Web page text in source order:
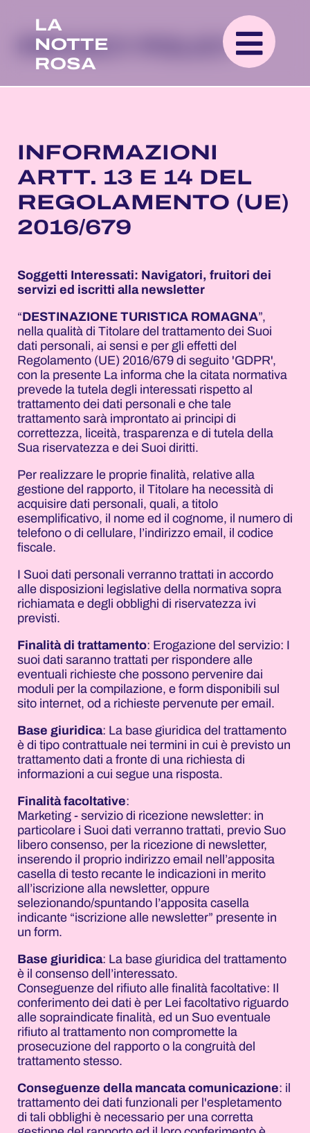
LA
NOTTE
ROSA
PRIVACY POLICY
INFORMAZIONI
ARTT. 13 E 14 DEL
REGOLAMENTO (UE)
2016/679
Soggetti Interessati: Navigatori, fruitori dei
servizi ed iscritti alla newsletter
“DESTINAZIONE TURISTICA ROMAGNA”,
nella qualità di Titolare del trattamento dei Suoi
dati personali, ai sensi e per gli effetti del
Regolamento (UE) 2016/679 di seguito 'GDPR',
con la presente La informa che la citata normativa
prevede la tutela degli interessati rispetto al
trattamento dei dati personali e che tale
trattamento sarà improntato ai principi di
correttezza, liceità, trasparenza e di tutela della
Sua riservatezza e dei Suoi diritti.
Per realizzare le proprie finalità, relative alla
gestione del rapporto, il Titolare ha necessità di
acquisire dati personali, quali, a titolo
esemplificativo, il nome ed il cognome, il numero di
telefono o di cellulare, l’indirizzo email, il codice
fiscale.
I Suoi dati personali verranno trattati in accordo
alle disposizioni legislative della normativa sopra
richiamata e degli obblighi di riservatezza ivi
previsti.
Finalità di trattamento: Erogazione del servizio: I
suoi dati saranno trattati per rispondere alle
eventuali richieste che possono pervenire dai
moduli per la compilazione, e form disponibili sul
sito internet, od a richieste pervenute per email.
Base giuridica: La base giuridica del trattamento
è di tipo contrattuale nei termini in cui è previsto un
trattamento dati a fronte di una richiesta di
informazioni a cui segue una risposta.
Finalità facoltative:
Marketing - servizio di ricezione newsletter: in
particolare i Suoi dati verranno trattati, previo Suo
libero consenso, per la ricezione di newsletter,
inserendo il proprio indirizzo email nell’apposita
casella di testo recante le indicazioni in merito
all’iscrizione alla newsletter, oppure
selezionando/spuntando l’apposita casella
indicante “iscrizione alle newsletter” presente in
un form.
Base giuridica: La base giuridica del trattamento
è il consenso dell’interessato.
Conseguenze del rifiuto alle finalità facoltative: Il
conferimento dei dati è per Lei facoltativo riguardo
alle sopraindicate finalità, ed un Suo eventuale
rifiuto al trattamento non compromette la
prosecuzione del rapporto o la congruità del
trattamento stesso.
Conseguenze della mancata comunicazione: il
trattamento dei dati funzionali per l'espletamento
di tali obblighi è necessario per una corretta